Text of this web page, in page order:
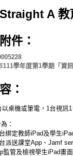
A 教
件：
111學年度第1學期「資
：
以桌機或筆電，1台視訊
：
綁定教師iPad及學生
派送課堂App、Jamf
監管及檢視學生iPad畫面